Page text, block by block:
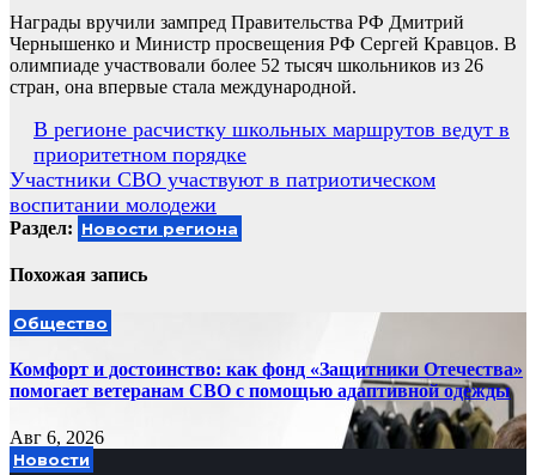
Награды вручили зампред Правительства РФ Дмитрий
Чернышенко и Министр просвещения РФ Сергей Кравцов. В
олимпиаде участвовали более 52 тысяч школьников из 26
стран, она впервые стала международной.
Навигация
по
записям
В регионе расчистку школьных маршрутов ведут в
приоритетном порядке
Участники СВО участвуют в патриотическом
воспитании молодежи
Раздел: Новости региона
Похожая запись
Общество
Комфорт и достоинство: как фонд «Защитники Отечества»
помогает ветеранам СВО с помощью адаптивной одежды
Авг 6, 2026
Новости